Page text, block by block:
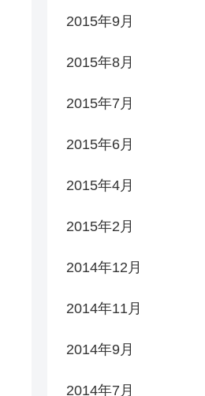
2015年9月
2015年8月
2015年7月
2015年6月
2015年4月
2015年2月
2014年12月
2014年11月
2014年9月
2014年7月